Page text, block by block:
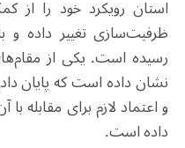
استان رویکرد خود را
ظرفیت‌سازی تغییر داده
رسیده است. یکی از
نشان داده است که پایان
و اعتماد لازم برای مقابله با
داده است.